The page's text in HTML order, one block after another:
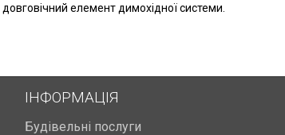
довговічний елемент димохідної системи.
ІНФОРМАЦІЯ
Будівельні послуги